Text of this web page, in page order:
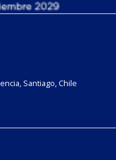
Santiago, Chile